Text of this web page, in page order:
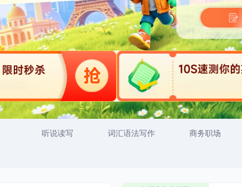
听说读写 词汇语法写作 商务职场